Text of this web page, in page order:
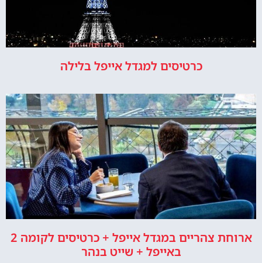
כרטיסים למגדל אייפל בלילה
ארוחת צהריים במגדל אייפל + כרטיסים לקומה 2
באייפל + שייט בנהר